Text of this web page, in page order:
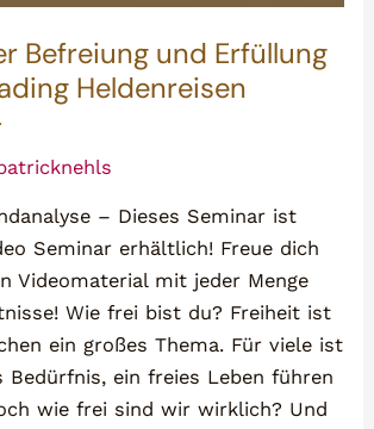
Befreiung und Erfüllung
Heldenreisen
– Dieses Seminar ist
Seminar erhältlich! Freue dich
Videomaterial mit jeder Menge
Wie frei bist du? Freiheit ist
ein großes Thema. Für viele ist
Bedürfnis, ein freies Leben führen
wie frei sind wir wirklich? Und